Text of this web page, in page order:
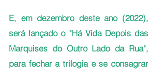
E, em dezembro deste ano (2022),
será lançado o "Há Vida Depois das
Marquises do Outro Lado da Rua",
para fechar a trilogia e se consagrar